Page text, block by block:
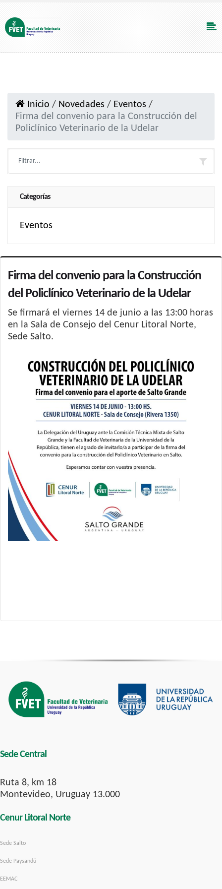
Inicio / Novedades / Eventos /
Firma del convenio para la Construcción del
Policlínico Veterinario de la Udelar
Categorías
Eventos
Firma del convenio para la Construcción
del Policlínico Veterinario de la Udelar
Se firmará el viernes 14 de junio a las 13:00 horas
en la Sala de Consejo del Cenur Litoral Norte,
Sede Salto.
Sede Central
Ruta 8, km 18
Montevideo, Uruguay 13.000
Cenur Litoral Norte
Sede Salto
Sede Paysandú
EEMAC